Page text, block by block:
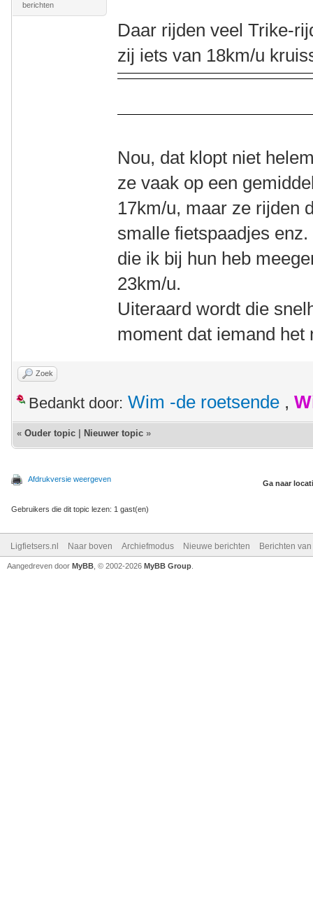
berichten
Daar rijden veel Trike-
zij iets van 18km/u
Nou, dat klopt niet
ze vaak op een
17km/u, maar ze rijden
smalle fietspaadjes
die ik bij hun heb
23km/u.
Uiteraard wordt die
moment dat iemand het
Zoek
Bedankt door: Wim -de roetsende ,
« Ouder topic Nieuwer topic »
Afdrukversie weergeven Ga naar
Gebruikers die dit topic lezen: 1 gast(en)
Ligfietsers.nl Naar boven Archiefmodus Nieuwe berichten Berichten
Aangedreven door MyBB , © 2002-2026 MyBB Group